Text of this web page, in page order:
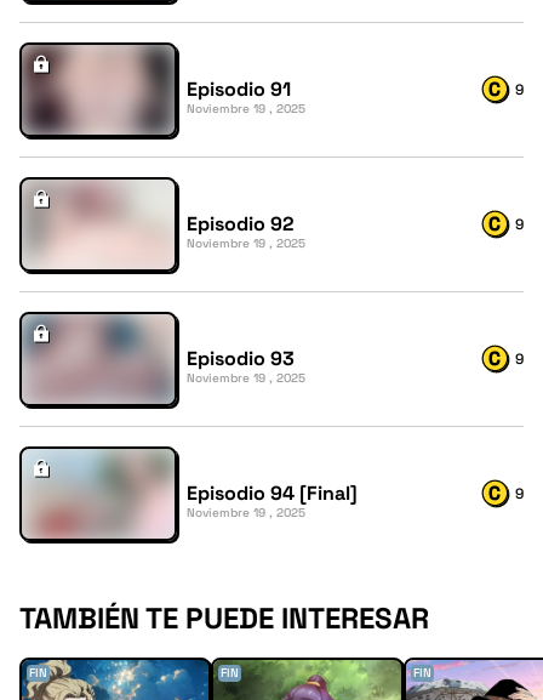
Episodio 91
Noviembre 19 , 2025
9
Episodio 92
Noviembre 19 , 2025
9
Episodio 93
Noviembre 19 , 2025
9
Episodio 94 [Final]
Noviembre 19 , 2025
9
TAMBIÉN TE PUEDE INTERESAR
FIN FIN FIN